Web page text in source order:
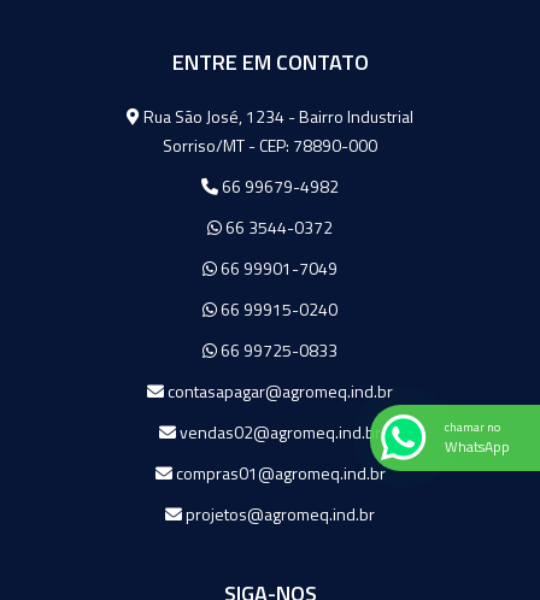
ENTRE EM CONTATO
Agromeq
Rua São José, 1234 - Bairro Industrial
Sorriso/MT - CEP: 78890-000
66 99679-4982
66 3544-0372
66 99901-7049
66 99915-0240
66 99725-0833
contasapagar@agromeq.ind.br
vendas02@agromeq.ind.br
compras01@agromeq.ind.br
projetos@agromeq.ind.br
chamar no
WhatsApp